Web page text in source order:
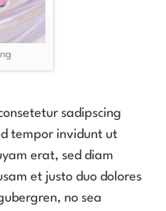
sadipscing
tempor invidunt ut
erat, sed diam
et justo duo dolores
no sea